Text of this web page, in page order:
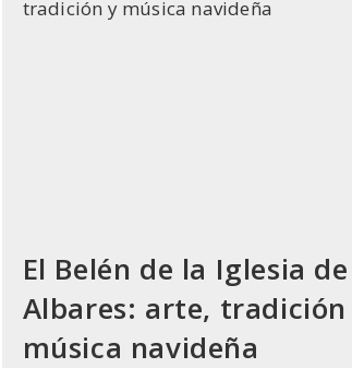
El Belén de la Iglesia de
Albares: arte,
música navideña